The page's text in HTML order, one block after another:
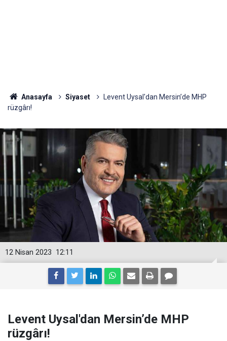
Anasayfa Siyaset
Levent Uysal'dan Mersin’de MHP
rüzgârı!
12:11
12 Nisan 2023
Levent Uysal'dan Mersin’de MHP
rüzgârı!